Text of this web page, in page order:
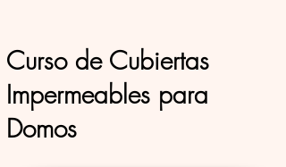
Curso de Cubiertas
Impermeables para
Domos